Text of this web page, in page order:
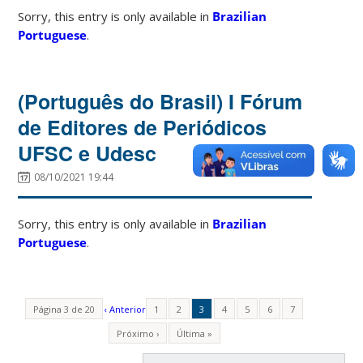
Sorry, this entry is only available in Brazilian
Portuguese.
(Português do Brasil) I Fórum
de Editores de Periódicos
UFSC e Udesc
08/10/2021 19:44
Sorry, this entry is only available in Brazilian
Portuguese.
Página 3 de 20 ‹ Anterior 1 2 3 4 5 6
7
Próximo ›
Última »